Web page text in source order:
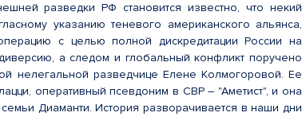
разведки РФ становится известно, что некий
указанию теневого американского альянса,
с целью полной дискредитации России на
а следом и глобальный конфликт поручено
нелегальной разведчице Елене Колмогоровой. Ее
оперативный псевдоним в СВР – "Аметист", и она
Диаманти. История разворачивается в наши дни